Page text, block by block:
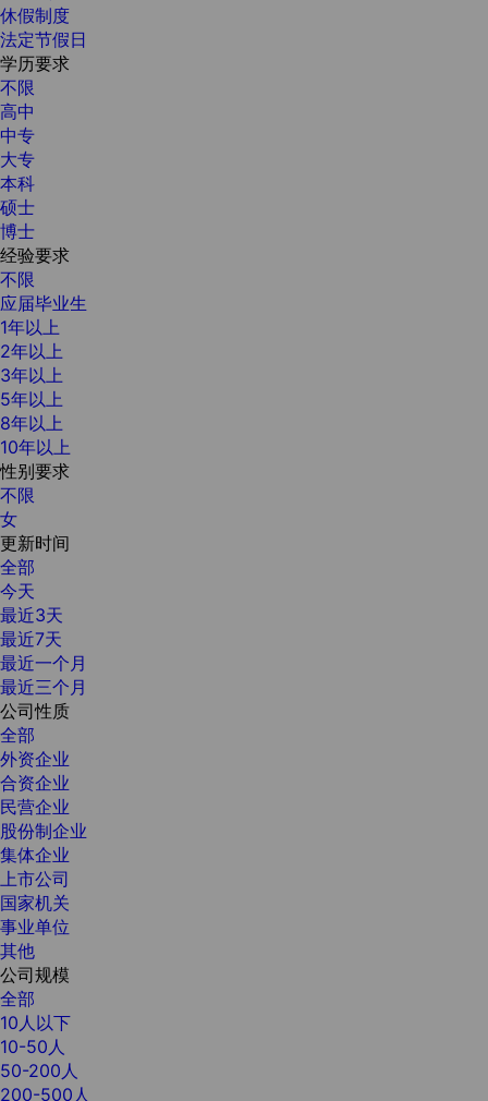
休假制度
法定节假日
学历要求
不限
高中
中专
大专
本科
硕士
博士
经验要求
不限
应届毕业生
1年以上
2年以上
3年以上
5年以上
8年以上
10年以上
性别要求
不限
女
更新时间
全部
今天
最近3天
最近7天
最近一个月
最近三个月
公司性质
全部
外资企业
合资企业
民营企业
股份制企业
集体企业
上市公司
国家机关
事业单位
其他
公司规模
全部
10人以下
10-50人
50-200人
200-500人